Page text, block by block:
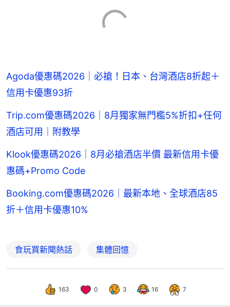
Agoda優惠碼2026｜必搶！日本、台灣酒店8折起＋
信用卡優惠93折
Trip.com優惠碼2026｜8月獨家無門檻5%折扣+任何
酒店可用｜附教學
Klook優惠碼2026｜8月必搶酒店半價 最新信用卡優
惠碼+Promo Code
Booking.com優惠碼2026｜最新本地、全球酒店85
折＋信用卡優惠10%
食玩買新聞熱話 集體回憶
163 0 3 16 7